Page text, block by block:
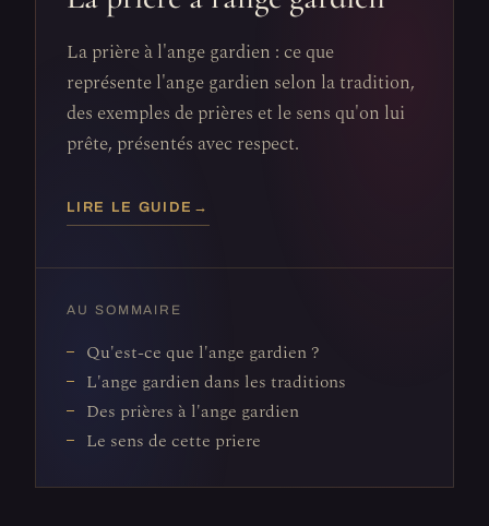
La prière à l'ange gardien : ce que
représente l'ange gardien selon la tradition,
des exemples de prières et le sens qu'on lui
prête, présentés avec respect.
LIRE LE GUIDE →
AU SOMMAIRE
Qu'est-ce que l'ange gardien ?
L'ange gardien dans les traditions
Des prières à l'ange gardien
Le sens de cette priere